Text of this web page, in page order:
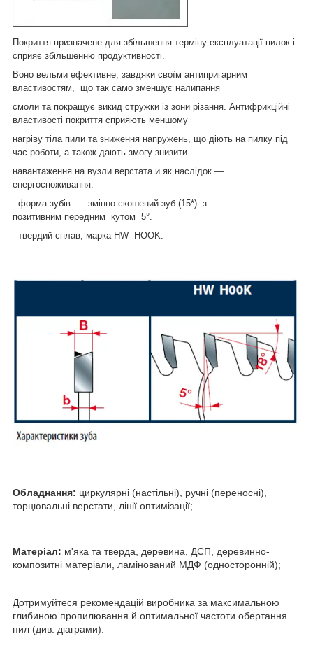
Покриття призначене для збільшення терміну експлуатації пилок і
сприяє збільшенню продуктивності.
Воно вельми ефективне, завдяки своїм антипригарним
властивостям, що так само зменшує налипання
смоли та покращує викид стружки із зони різання. Антифрикційні
властивості покриття сприяють меншому
нагріву тіла пили та зниження напружень, що діють на пилку під
час роботи, а також дають змогу знизити
навантаження на вузли верстата и як наслідок —
енергоспоживання.
- форма зубів ― змінно-скошений зуб (15*) з
позитивним передним кутом 5°.
- твердий сплав, марка HW НООK.
Обладнання: циркулярні (настільні), ручні (переносні),
торцювальні верстати, лінії оптимізації;
Матеріал: м'яка та тверда, деревина, ДСП, деревинно-
композитні матеріали, ламінований МДФ (односторонній);
Дотримуйтеся рекомендацій виробника за максимальною
глибиною пропилювання й оптимальної частоти обертання
пил (див. діаграми):